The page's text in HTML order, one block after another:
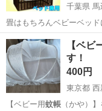
千葉県 馬
畳はもちろんベビーベッドに入
下記URLよりご確認くださ
https://item.rakuten.co.jp/suncoco/
したが一...
千葉 船橋市 馬込
【ベビ
す！
400円
東京都 西
【ベビー用蚊帳（かや）